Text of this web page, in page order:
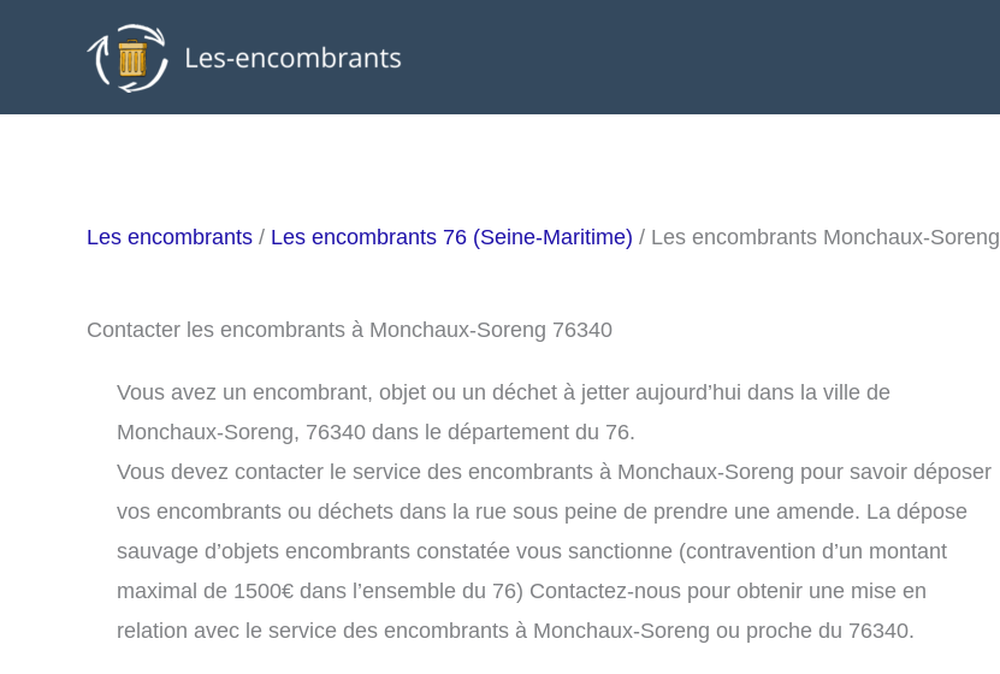
Les encombrants / Les encombrants 76 (Seine-Maritime) / Les encombrants Monchaux-Soreng
Contacter les encombrants à Monchaux-Soreng 76340
Vous avez un encombrant, objet ou un déchet à jetter aujourd’hui dans la ville de
Monchaux-Soreng, 76340 dans le département du 76.
Vous devez contacter le service des encombrants à Monchaux-Soreng pour savoir déposer
vos encombrants ou déchets dans la rue sous peine de prendre une amende. La dépose
sauvage d’objets encombrants constatée vous sanctionne (contravention d’un montant
maximal de 1500€ dans l’ensemble du 76) Contactez-nous pour obtenir une mise en
relation avec le service des encombrants à Monchaux-Soreng ou proche du 76340.